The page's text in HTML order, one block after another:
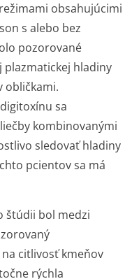
obsahujúcimi
s alebo bez
pozorované
plazmatickej hladiny
obličkami.
sa
kombinovanými
sledovať hladiny
pcientov sa má
štúdii bol medzi
citlivosť kmeňov
rýchla